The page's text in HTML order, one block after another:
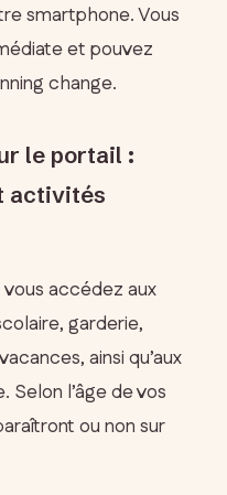
smartphone. Vous
et pouvez
change.
le portail :
activités
accédez aux
garderie,
ainsi qu’aux
Selon l’âge de vos
ou non sur